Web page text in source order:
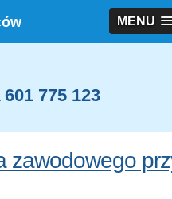
MENU
601 775 123
zawodowego